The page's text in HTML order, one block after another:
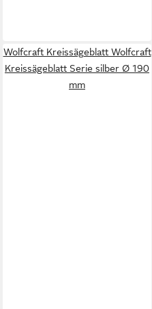
Wolfcraft Kreissägeblatt Wolfcraft
Kreissägeblatt Serie silber Ø 190
mm